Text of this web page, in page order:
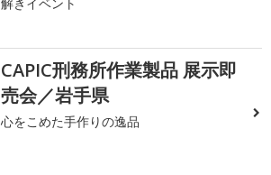
解きイベント
CAPIC刑務所作業製品 展示即
売会／岩手県
心をこめた手作りの逸品